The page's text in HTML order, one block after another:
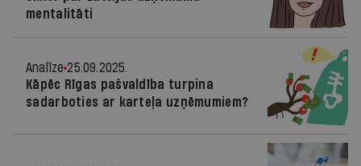
mentalitāti
Analīze 25.09.2025.
Kāpēc Rīgas pašvaldība turpina
sadarboties ar karteļa uzņēmumiem?